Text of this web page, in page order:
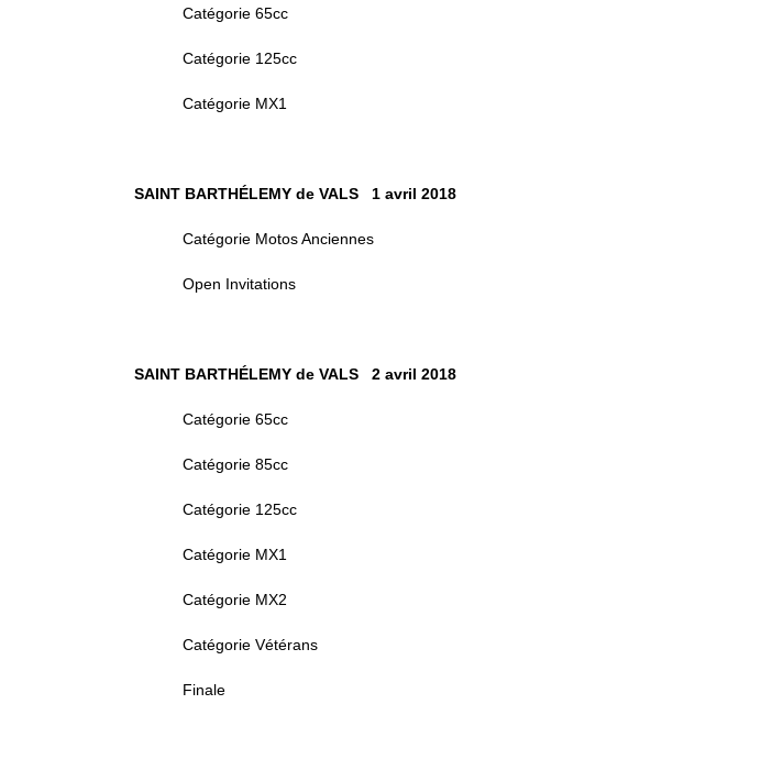
Catégorie 65cc
Catégorie 125cc
Catégorie MX1
SAINT BARTHÉLEMY de VALS 1 avril 2018
Catégorie Motos Anciennes
Open Invitations
SAINT BARTHÉLEMY de VALS 2 avril 2018
Catégorie 65cc
Catégorie 85cc
Catégorie 125cc
Catégorie MX1
Catégorie MX2
Catégorie Vétérans
Finale